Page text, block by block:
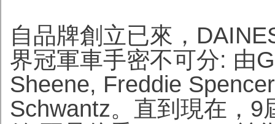
自品牌創立已來，
界冠軍車手密不可分: 由
Sheene, Freddie
Schwantz。直到現在，9